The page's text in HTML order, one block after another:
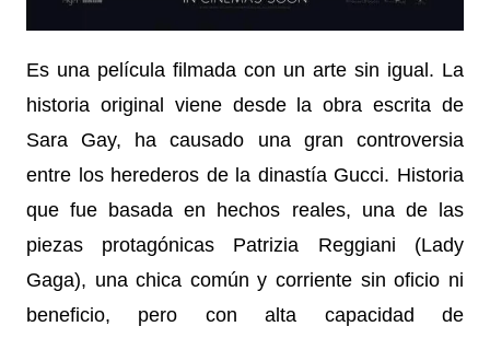
Es una película filmada con un arte sin igual. La
historia original viene desde la obra escrita de
Sara Gay, ha causado una gran controversia
entre los herederos de la dinastía Gucci. Historia
que fue basada en hechos reales, una de las
piezas protagónicas Patrizia Reggiani (Lady
Gaga), una chica común y corriente sin oficio ni
beneficio, pero con alta capacidad de